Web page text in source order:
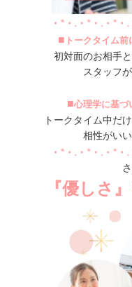
■ トークタイム前
初対面のお相手
スタッフ
■心理学に基づ
トークタイム中だ
相性がい
『優しさ